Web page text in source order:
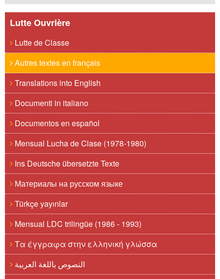
Lutte Ouvrière
Lutte de Classe
Autres textes en français
Translations into English
Documenti in italiano
Documentos en español
Mensual Lucha de Clase (1978-1980)
Ins Deutsche übersetzte Texte
Материалы на русском языке
Türkçe yayınlar
Mensual LDC trilingüe (1986 - 1993)
Τα έγγραφα στην ελληνική γλώσσα
النصوص باللغة العربية